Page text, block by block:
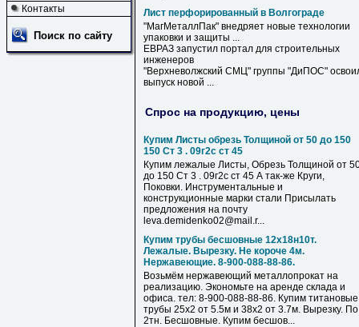
Контакты
Поиск по сайту
Лист перфорированный в Волгограде
"МагМеталлПак" внедряет новые технологии
упаковки и защиты ...
ЕВРАЗ запустил портал для строительных
инженеров
"Верхневолжский СМЦ" группы "ДиПОС"
выпуск новой ...
Спрос на продукцию, цены
Купим Листы обрезь Толщиной от 50 до 150
150 Ст 3 . 09г2с ст 45
Купим лежалые Листы, Обрезь Толщиной от
до 150 Ст 3 . 09г2с ст 45 А так-же Круги,
Поковки. Инструментальные и
конструкционные марки стали Присылать
предложения на почту
leva.demidenko02@mail.r...
Купим трубы бесшовные 12х18н10т.
Лежалые. Вырезку. Не короче 4м.
Нержавеющие. 8-900-088-88-86.
Возьмём нержавеющий металлопрокат на
реализацию. Экономьте на аренде склада и
офиса. тел: 8-900-088-88-86. Купим титановые
трубы 25х2 от 5.5м и 38х2 от 3.7м. Вырезку. По
2тн. Бесшовные. Купим бесшов...